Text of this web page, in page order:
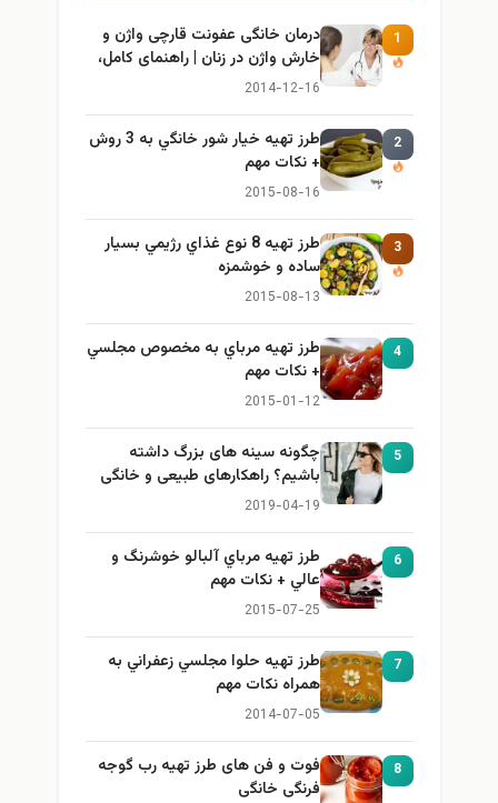
1
درمان خانگی عفونت قارچی واژن و
خارش واژن در زنان | راهنمای کامل،
ایمن و کاربردی
2014-12-16
2
طرز تهيه خیار شور خانگي به 3 روش
+ نكات مهم
2015-08-16
3
طرز تهيه 8 نوع غذاي رژيمي بسيار
ساده و خوشمزه
2015-08-13
4
طرز تهيه مرباي به مخصوص مجلسي
+ نكات مهم
2015-01-12
5
چگونه سینه های بزرگ داشته
باشیم؟ راهکارهای طبیعی و خانگی
برای بزرگ کردن سینه
2019-04-19
6
طرز تهيه مرباي آلبالو خوشرنگ و
عالي + نكات مهم
2015-07-25
7
طرز تهيه حلوا مجلسي زعفراني به
همراه نكات مهم
2014-07-05
8
فوت و فن های طرز تهیه رب گوجه
فرنگی خانگی